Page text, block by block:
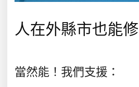
人在外縣市也能
當然能！我們支援：